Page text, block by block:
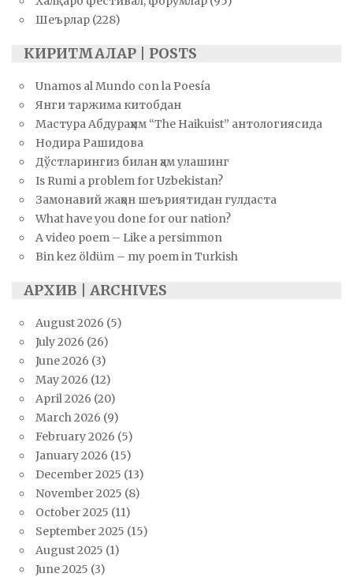
Шеърлар (228)
КИРИТМАЛАР | POSTS
Unamos al Mundo con la Poesía
Янги таржима китобдан
Мастура Абдураҳим “The Haikuist” антологиясида
Нодира Рашидова
Дўстларингиз билан ҳам улашинг
Is Rumi a problem for Uzbekistan?
Замонавий жаҳон шеъриятидан гулдаста
What have you done for our nation?
A video poem – Like a persimmon
Bin kez öldüm – my poem in Turkish
АРХИВ | ARCHIVES
August 2026 (5)
July 2026 (26)
June 2026 (3)
May 2026 (12)
April 2026 (20)
March 2026 (9)
February 2026 (5)
January 2026 (15)
December 2025 (13)
November 2025 (8)
October 2025 (11)
September 2025 (15)
August 2025 (1)
June 2025 (3)